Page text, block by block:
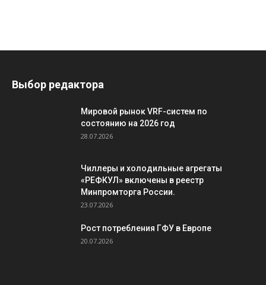
Выбор редактора
Мировой рынок VRF-систем по
состоянию на 2026 год
28.07.2026
Чиллеры и холодильные агрегаты
«РЕФКУЛ» включены в реестр
Минпромторга России.
23.07.2026
Рост потребления ГФУ в Европе
20.07.2026